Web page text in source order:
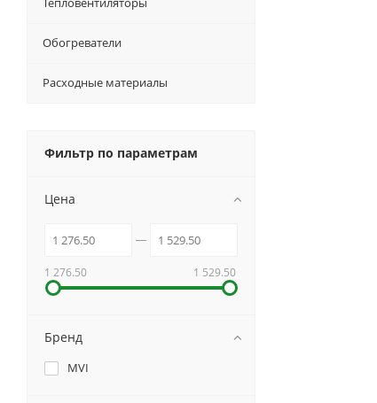
Обогреватели
Расходные материалы
Фильтр по параметрам
Цена
1 276.50 1 529.50
Бренд
MVI